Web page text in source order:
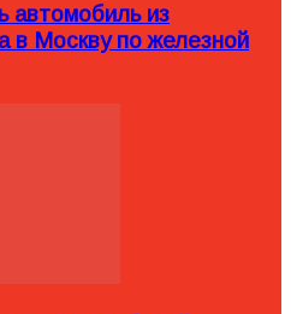
автомобиль из
в Москву по железной